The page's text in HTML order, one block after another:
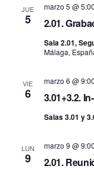
JUE
5 2.01.
marzo 5 @
Sala 2.01,
Málaga,
VIE
6 3.01+3.2.
marzo 6 @
Salas 3.01 y
LUN
9 2.01.
marzo 9 @